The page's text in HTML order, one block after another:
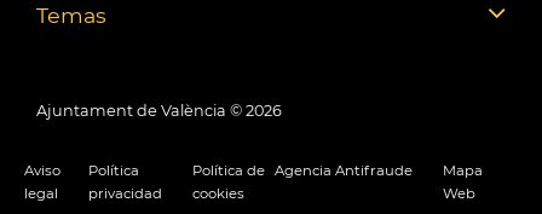
Temas
Ajuntament de València © 2026
Aviso
legal
Política
privacidad
Política de
cookies
Agencia Antifraude
Mapa
Web